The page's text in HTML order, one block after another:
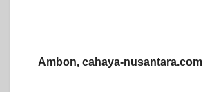
Ambon, cahaya-nusantara.com